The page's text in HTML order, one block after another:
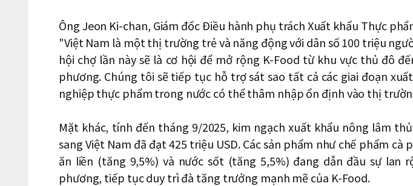
Ông Jeon Ki-chan, Giám đốc Điều hành phụ trách Xuất khẩu Thực
"Việt Nam là một thị trường trẻ và năng động với dân số 100 triệu
hội chợ lần này sẽ là cơ hội để mở rộng K-Food từ khu vực thủ đô
phương. Chúng tôi sẽ tiếp tục hỗ trợ sát sao tất cả các giai đoạn
nghiệp thực phẩm trong nước có thể thâm nhập ổn định vào thị
Mặt khác, tính đến tháng 9/2025, kim ngạch xuất khẩu nông lâm
sang Việt Nam đã đạt 425 triệu USD. Các sản phẩm như chế phẩm cà
ăn liền (tăng 9,5%) và nước sốt (tăng 5,5%) đang dẫn đầu sự lan
phương, tiếp tục duy trì đà tăng trưởng mạnh mẽ của K-Food.